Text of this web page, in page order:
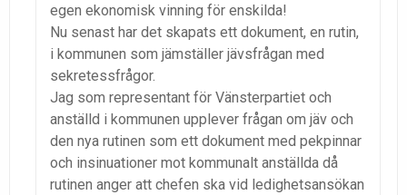
egen ekonomisk vinning för enskilda!
Nu senast har det skapats ett dokument, en rutin,
i kommunen som jämställer jävsfrågan med
sekretessfrågor.
Jag som representant för Vänsterpartiet och
anställd i kommunen upplever frågan om jäv och
den nya rutinen som ett dokument med pekpinnar
och insinuationer mot kommunalt anställda då
rutinen anger att chefen ska vid ledighetsansökan